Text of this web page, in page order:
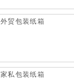
外贸包装纸箱
家私包装纸箱